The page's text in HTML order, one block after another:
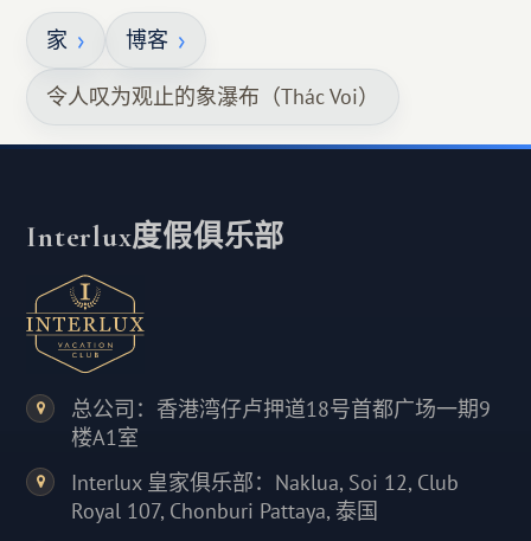
家 博客
令人叹为观止的象瀑布（Thác Voi）
Interlux度假俱乐部
总公司：香港湾仔卢押道18号首都广场一期9
楼A1室
Interlux 皇家俱乐部：Naklua, Soi 12, Club
Royal 107, Chonburi Pattaya, 泰国